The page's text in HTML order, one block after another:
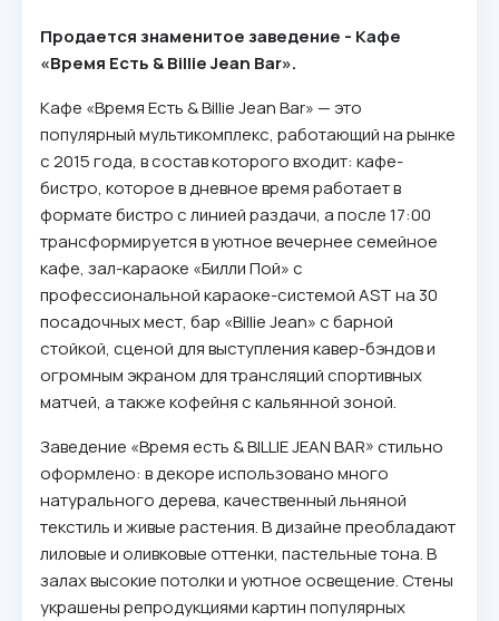
Продается знаменитое заведение - Кафе
«Время Есть & Billie Jean Bar».
Кафе «Время Есть & Billie Jean Bar» — это
популярный мультикомплекс, работающий на рынке
с 2015 года, в состав которого входит: кафе-
бистро, которое в дневное время работает в
формате бистро с линией раздачи, а после 17:00
трансформируется в уютное вечернее семейное
кафе, зал-караоке «Билли Пой» с
профессиональной караоке-системой AST на 30
посадочных мест, бар «Billie Jean» с барной
стойкой, сценой для выступления кавер-бэндов и
огромным экраном для трансляций спортивных
матчей, а также кофейня с кальянной зоной.
Заведение «Время есть & BILLIE JEAN BAR» стильно
оформлено: в декоре использовано много
натурального дерева, качественный льняной
текстиль и живые растения. В дизайне преобладают
лиловые и оливковые оттенки, пастельные тона. В
залах высокие потолки и уютное освещение. Стены
украшены репродукциями картин популярных